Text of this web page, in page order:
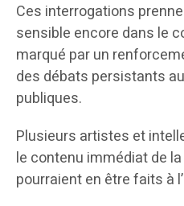
Ces interrogations
sensible encore dans le
marqué par un
des débats persistants
publiques.
Plusieurs artistes et
le contenu immédiat de
pourraient en être faits à